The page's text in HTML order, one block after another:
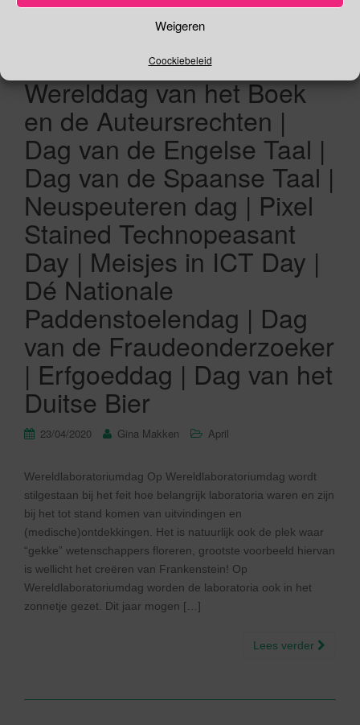
Weigeren
Coockiebeleid
Wereldlaboratoriumdag |
Werelddag van het Boek
en de Auteursrechten |
Dag van de Engelse Taal |
Dag van de Spaanse Taal |
Neuspeuteren dag | Pixel
Stained Technopeasant
Day | Meisjes in ICT Day |
Dé Nationale
Paddenstoelendag | Dag
van de Fraudeonderzoeker
| Erfgoeddag | Dag van het
Duitse Bier
23/04/2020 Gina Makken April
Wereldlaboratoriumdag Op Wereldlaboratoriumdag wordt
stilgestaan bij het feit hoe belangrijk laboratoria waren en zijn
bij het tot stand komen van uitvindingen en
(medische)ontdekkingen. Het is natuurlijk ook de plek waar
“gekke” wetenschappers floreren, grootste voorbeeld hiervan
is wellicht het creëren van Frankenstein! Op
Wereldlaboratoriumdag worden de laboratoria ook in het
zonnetje gezet. Dit jaar mogen […]
Lees verder